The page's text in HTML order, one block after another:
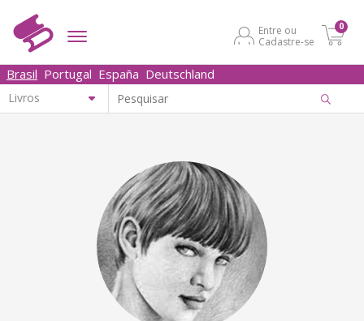
Entre ou
Cadastre-se
0
Brasil Portugal España Deutschland